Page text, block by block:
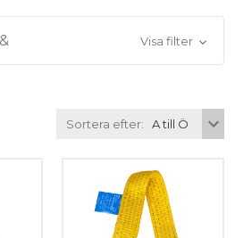
Visa filter
Sortera efter: